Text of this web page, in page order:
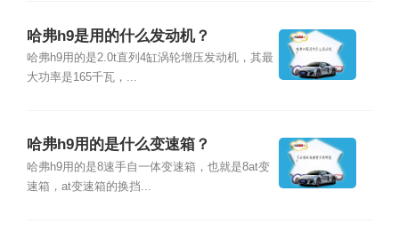
哈弗h9是用的什么发动机？
哈弗h9用的是2.0t直列4缸涡轮增压发动机，其最
大功率是165千瓦，...
哈弗h9用的是什么变速箱？
哈弗h9用的是8速手自一体变速箱，也就是8at变
速箱，at变速箱的换挡...